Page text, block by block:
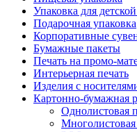
Упаковка для
Подарочная упаковка
Корпоративные
Бумажные пакеты
Печать на промо-
Интерьерная печать
Изделия с
Картонно-бумажная
Однолистовая